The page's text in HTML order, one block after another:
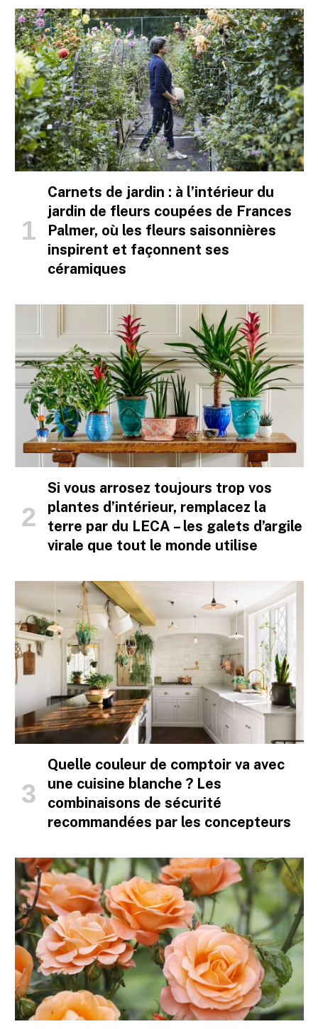
Carnets de jardin : à l’intérieur du
jardin de fleurs coupées de Frances
Palmer, où les fleurs saisonnières
inspirent et façonnent ses
céramiques
Si vous arrosez toujours trop vos
plantes d’intérieur, remplacez la
terre par du LECA – les galets d’argile
virale que tout le monde utilise
Quelle couleur de comptoir va avec
une cuisine blanche ? Les
combinaisons de sécurité
recommandées par les concepteurs